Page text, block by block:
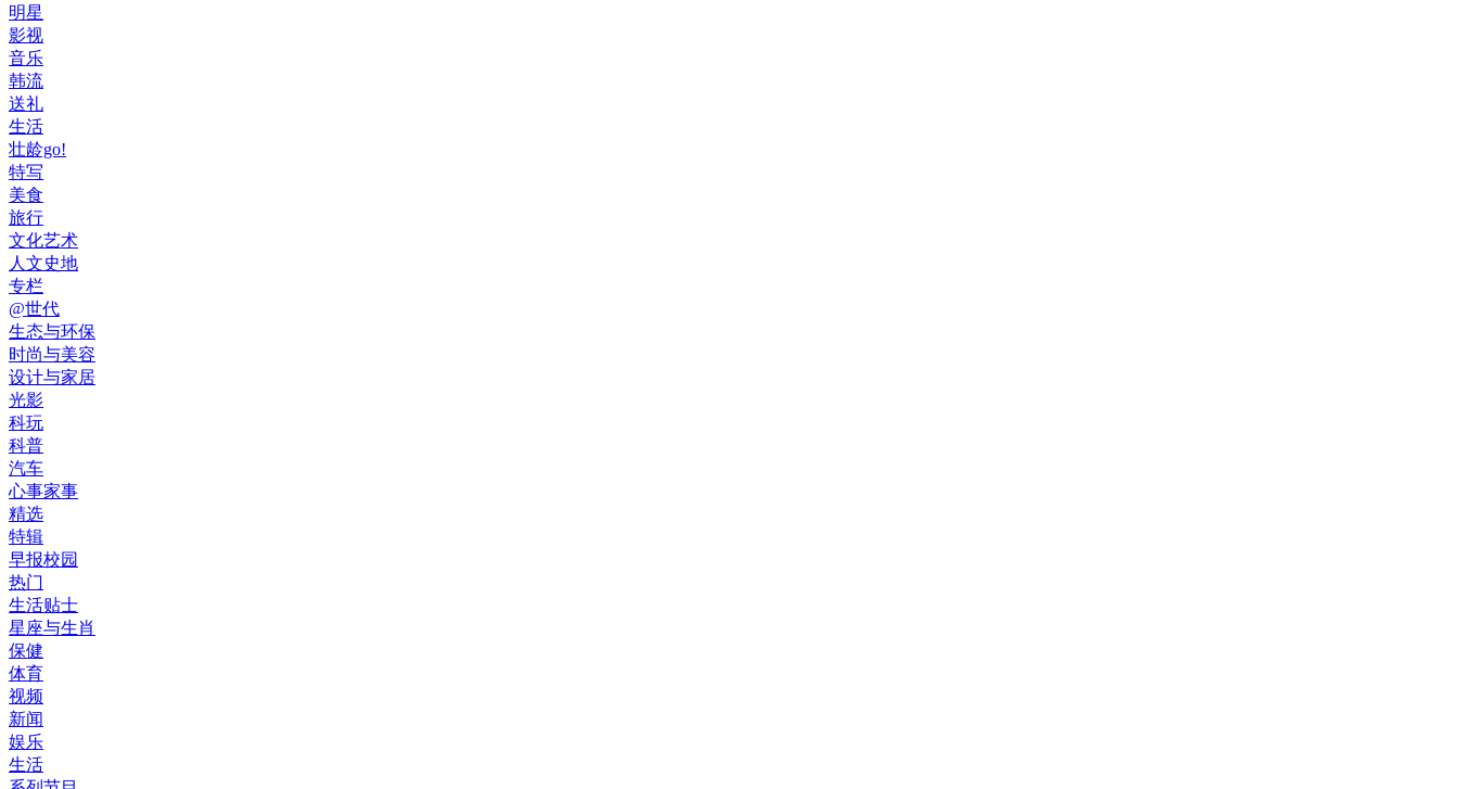
明星
影视
音乐
韩流
送礼
生活
壮龄go!
特写
美食
旅行
文化艺术
人文史地
专栏
@世代
生态与环保
时尚与美容
设计与家居
光影
科玩
科普
汽车
心事家事
精选
特辑
早报校园
热门
生活贴士
星座与生肖
保健
体育
视频
新闻
娱乐
生活